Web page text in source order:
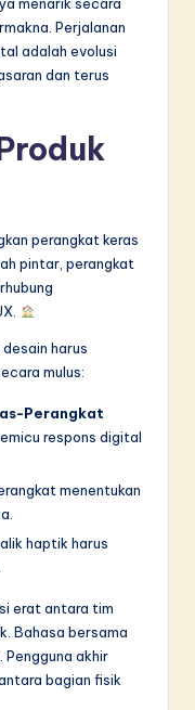
Perjalanan
adalah evolusi
dan terus
perangkat keras
pintar, perangkat
harus
mulus:
Perangkat
respons digital
menentukan
haptik harus
erat antara tim
Bahasa bersama
akhir
bagian fisik